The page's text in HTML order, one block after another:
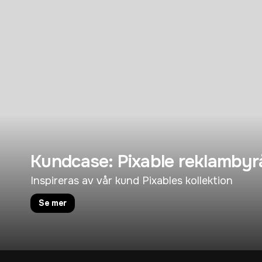
Kundcase: Pixable
Inspireras av vår kund Pixables kollektion
Se mer